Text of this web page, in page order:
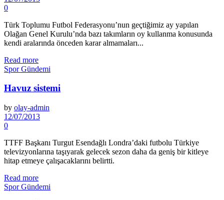
0
Türk Toplumu Futbol Federasyonu’nun geçtiğimiz ay yapılan
Olağan Genel Kurulu’nda bazı takımların oy kullanma konusunda
kendi aralarında önceden karar almamaları...
Read more
Spor Gündemi
Havuz sistemi
by olay-admin
12/07/2013
0
TTFF Başkanı Turgut Esendağlı Londra’daki futbolu Türkiye
televizyonlarına taşıyarak gelecek sezon daha da geniş bir kitleye
hitap etmeye çalışacaklarını belirtti.
Read more
Spor Gündemi